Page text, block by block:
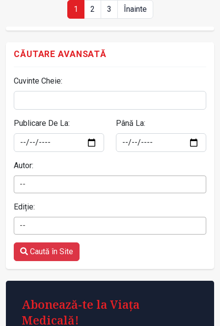
1 2 3 Înainte
CĂUTARE AVANSATĂ
Cuvinte Cheie:
Publicare De La: Până La:
Autor:
--
Ediție:
--
Caută în Site
Abonează-te la Viața
Medicală!